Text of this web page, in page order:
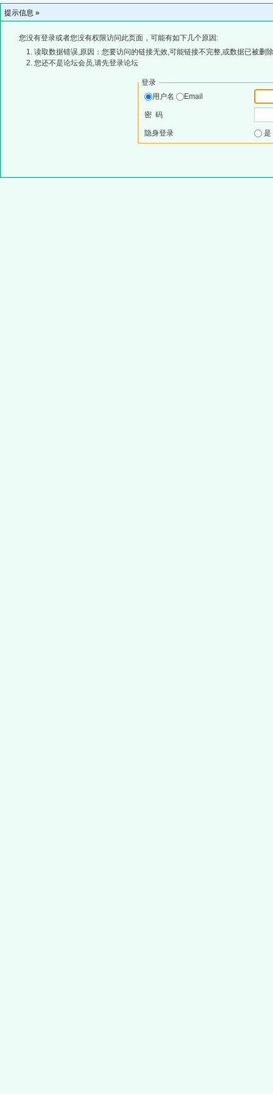
提示信息 »
您没有登录或者您没有权限访问此页面，可能有如下几个原因:
读取数据错误,原因：您要访问的链接无效,可能链接不完整,或数据已被删
您还不是论坛会员,请先登录论坛
登录
用户名
Email
密 码
隐身登录